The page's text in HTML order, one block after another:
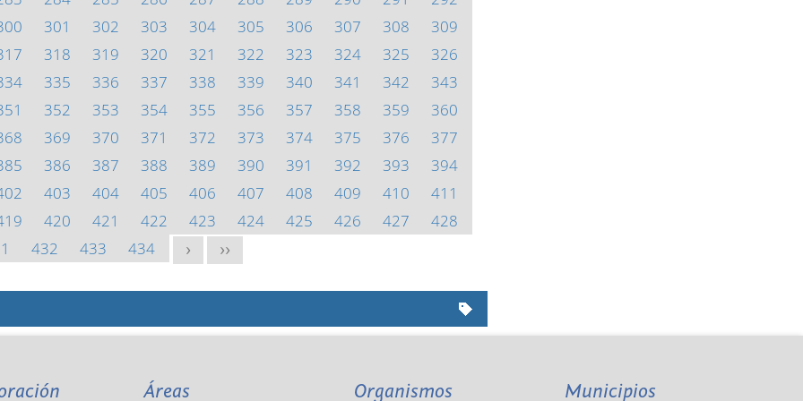
301 302 303 304 305 306 307 308
309
318 319 320 321 322 323 324 325
326
335 336 337 338 339 340 341 342
343
352 353 354 355 356 357 358 359
360
369 370 371 372 373 374 375 376
377
386 387 388 389 390 391 392 393
394
403 404 405 406 407 408 409 410
411
420 421 422 423 424 425 426 427
428
432 433 434 > >>
Áreas Organismos Municipios